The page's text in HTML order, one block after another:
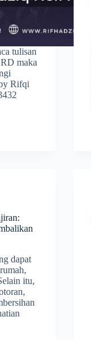
tulisan
maka
Rifqi
dapat
itu,